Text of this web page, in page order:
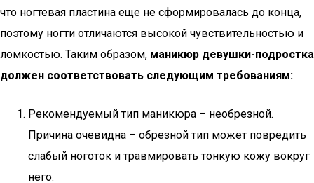
что ногтевая пластина еще не сформировалась до конца,
поэтому ногти отличаются высокой чувствительностью и
ломкостью. Таким образом, маникюр девушки-подростка
должен соответствовать следующим требованиям:
Рекомендуемый тип маникюра – необрезной.
Причина очевидна – обрезной тип может повредить
слабый ноготок и травмировать тонкую кожу вокруг
него.